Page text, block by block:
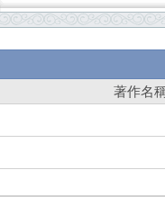
著作名